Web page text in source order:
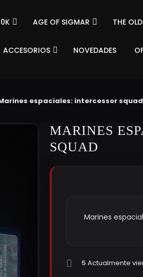
AGE OF SIGMAR THE
ACCESORIOS NOVEDADES
espaciales: intercessor squad
MARINES
SQUAD
Marines
5 Actualmente